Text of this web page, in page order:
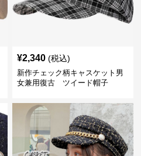
¥2,340 (税込)
新作チェック柄キャスケット男
女兼用復古 ツイード帽子